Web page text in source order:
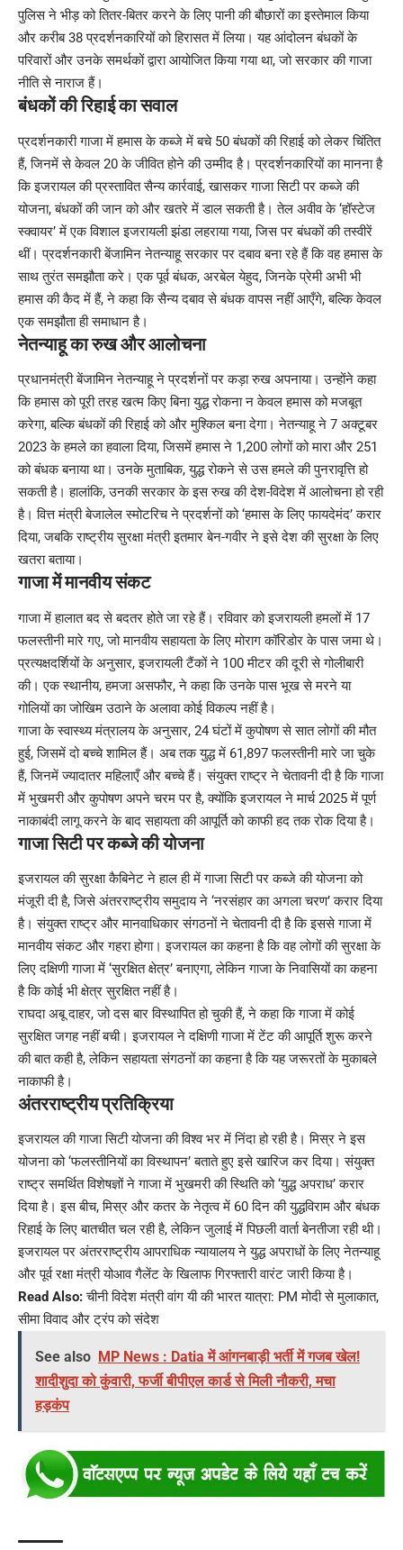
पुलिस ने भीड़ को तितर-बितर करने के लिए पानी की बौछारों का इस्तेमाल किया
और करीब 38 प्रदर्शनकारियों को हिरासत में लिया। यह आंदोलन बंधकों के
परिवारों और उनके समर्थकों द्वारा आयोजित किया गया था, जो सरकार की गाजा
नीति से नाराज हैं।
बंधकों की रिहाई का सवाल
प्रदर्शनकारी गाजा में हमास के कब्जे में बचे 50 बंधकों की रिहाई को लेकर चिंतित
हैं, जिनमें से केवल 20 के जीवित होने की उम्मीद है। प्रदर्शनकारियों का मानना है
कि इजरायल की प्रस्तावित सैन्य कार्रवाई, खासकर गाजा सिटी पर कब्जे की
योजना, बंधकों की जान को और खतरे में डाल सकती है। तेल अवीव के ‘हॉस्टेज
स्क्वायर’ में एक विशाल इजरायली झंडा लहराया गया, जिस पर बंधकों की तस्वीरें
थीं। प्रदर्शनकारी बेंजामिन नेतन्याहू सरकार पर दबाव बना रहे हैं कि वह हमास के
साथ तुरंत समझौता करे। एक पूर्व बंधक, अरबेल येहुद, जिनके प्रेमी अभी भी
हमास की कैद में हैं, ने कहा कि सैन्य दबाव से बंधक वापस नहीं आएँगे, बल्कि केवल
एक समझौता ही समाधान है।
नेतन्याहू का रुख और आलोचना
प्रधानमंत्री बेंजामिन नेतन्याहू ने प्रदर्शनों पर कड़ा रुख अपनाया। उन्होंने कहा
कि हमास को पूरी तरह खत्म किए बिना युद्ध रोकना न केवल हमास को मजबूत
करेगा, बल्कि बंधकों की रिहाई को और मुश्किल बना देगा। नेतन्याहू ने 7 अक्टूबर
2023 के हमले का हवाला दिया, जिसमें हमास ने 1,200 लोगों को मारा और 251
को बंधक बनाया था। उनके मुताबिक, युद्ध रोकने से उस हमले की पुनरावृत्ति हो
सकती है। हालांकि, उनकी सरकार के इस रुख की देश-विदेश में आलोचना हो रही
है। वित्त मंत्री बेजालेल स्मोटरिच ने प्रदर्शनों को ‘हमास के लिए फायदेमंद’ करार
दिया, जबकि राष्ट्रीय सुरक्षा मंत्री इतमार बेन-गवीर ने इसे देश की सुरक्षा के लिए
खतरा बताया।
गाजा में मानवीय संकट
गाजा में हालात बद से बदतर होते जा रहे हैं। रविवार को इजरायली हमलों में 17
फलस्तीनी मारे गए, जो मानवीय सहायता के लिए मोराग कॉरिडोर के पास जमा थे।
प्रत्यक्षदर्शियों के अनुसार, इजरायली टैंकों ने 100 मीटर की दूरी से गोलीबारी
की। एक स्थानीय, हमजा असफौर, ने कहा कि उनके पास भूख से मरने या
गोलियों का जोखिम उठाने के अलावा कोई विकल्प नहीं है।
गाजा के स्वास्थ्य मंत्रालय के अनुसार, 24 घंटों में कुपोषण से सात लोगों की मौत
हुई, जिसमें दो बच्चे शामिल हैं। अब तक युद्ध में 61,897 फलस्तीनी मारे जा चुके
हैं, जिनमें ज्यादातर महिलाएँ और बच्चे हैं। संयुक्त राष्ट्र ने चेतावनी दी है कि गाजा
में भुखमरी और कुपोषण अपने चरम पर है, क्योंकि इजरायल ने मार्च 2025 में पूर्ण
नाकाबंदी लागू करने के बाद सहायता की आपूर्ति को काफी हद तक रोक दिया है।
गाजा सिटी पर कब्जे की योजना
इजरायल की सुरक्षा कैबिनेट ने हाल ही में गाजा सिटी पर कब्जे की योजना को
मंजूरी दी है, जिसे अंतरराष्ट्रीय समुदाय ने ‘नरसंहार का अगला चरण’ करार दिया
है। संयुक्त राष्ट्र और मानवाधिकार संगठनों ने चेतावनी दी है कि इससे गाजा में
मानवीय संकट और गहरा होगा। इजरायल का कहना है कि वह लोगों की सुरक्षा के
लिए दक्षिणी गाजा में ‘सुरक्षित क्षेत्र’ बनाएगा, लेकिन गाजा के निवासियों का कहना
है कि कोई भी क्षेत्र सुरक्षित नहीं है।
राघदा अबू दाहर, जो दस बार विस्थापित हो चुकी हैं, ने कहा कि गाजा में कोई
सुरक्षित जगह नहीं बची। इजरायल ने दक्षिणी गाजा में टेंट की आपूर्ति शुरू करने
की बात कही है, लेकिन सहायता संगठनों का कहना है कि यह जरूरतों के मुकाबले
नाकाफी है।
अंतरराष्ट्रीय प्रतिक्रिया
इजरायल की गाजा सिटी योजना की विश्व भर में निंदा हो रही है। मिस्र ने इस
योजना को ‘फलस्तीनियों का विस्थापन’ बताते हुए इसे खारिज कर दिया। संयुक्त
राष्ट्र समर्थित विशेषज्ञों ने गाजा में भुखमरी की स्थिति को ‘युद्ध अपराध’ करार
दिया है। इस बीच, मिस्र और कतर के नेतृत्व में 60 दिन की युद्धविराम और बंधक
रिहाई के लिए बातचीत चल रही है, लेकिन जुलाई में पिछली वार्ता बेनतीजा रही थी।
इजरायल पर अंतरराष्ट्रीय आपराधिक न्यायालय ने युद्ध अपराधों के लिए नेतन्याहू
और पूर्व रक्षा मंत्री योआव गैलेंट के खिलाफ गिरफ्तारी वारंट जारी किया है।
Read Also: चीनी विदेश मंत्री वांग यी की भारत यात्रा: PM मोदी से मुलाकात,
सीमा विवाद और ट्रंप को संदेश
See also MP News : Datia में आंगनबाड़ी भर्ती में गजब खेल!
शादीशुदा को कुंवारी, फर्जी बीपीएल कार्ड से मिली नौकरी, मचा
हड़कंप